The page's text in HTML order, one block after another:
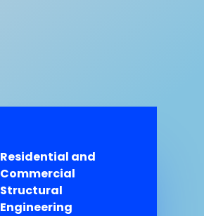
Residential and
Commercial
Structural
Engineering